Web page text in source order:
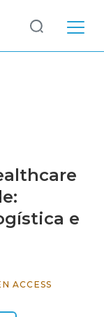
e
ACCESS